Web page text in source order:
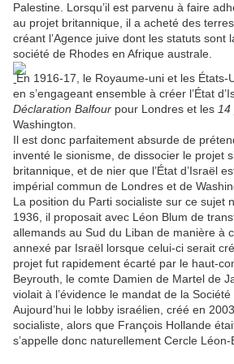
Palestine. Lorsqu’il est parvenu à faire
au projet britannique, il a acheté des
créant l’Agence juive dont les statuts sont
société de Rhodes en Afrique australe.
En 1916-17, le Royaume-uni et les États-
en s’engageant ensemble à créer l’État
Déclaration Balfour pour Londres et les
Washington.
Il est donc parfaitement absurde de
inventé le sionisme, de dissocier le projet
britannique, et de nier que l’État d’Israël
impérial commun de Londres et de
La position du Parti socialiste sur ce sujet
1936, il proposait avec Léon Blum de
allemands au Sud du Liban de manière à
annexé par Israël lorsque celui-ci serait
projet fut rapidement écarté par le haut-
Beyrouth, le comte Damien de Martel de
violait à l’évidence le mandat de la Société
Aujourd’hui le lobby israélien, créé en
socialiste, alors que François Hollande
s’appelle donc naturellement Cercle Léon-